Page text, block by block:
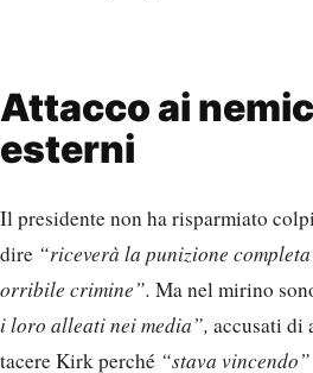
Attacco ai
esterni
Il presidente non ha risparmiato
dire “riceverà la punizione
orribile crimine”. Ma nel mirino
i loro alleati nei media”, accusati di
tacere Kirk perché “stava vincendo”